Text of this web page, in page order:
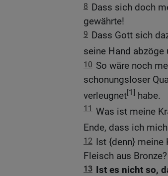
8 Dass sich doch
gewährte!
9 Dass Gott sich
seine Hand
10 So wäre noch
schonungsloser
verleugnet[1] habe.
11 Was ist meine
Ende, dass ich
12 Ist {denn} meine
Fleisch aus Bronze?
13 Ist es nicht so,